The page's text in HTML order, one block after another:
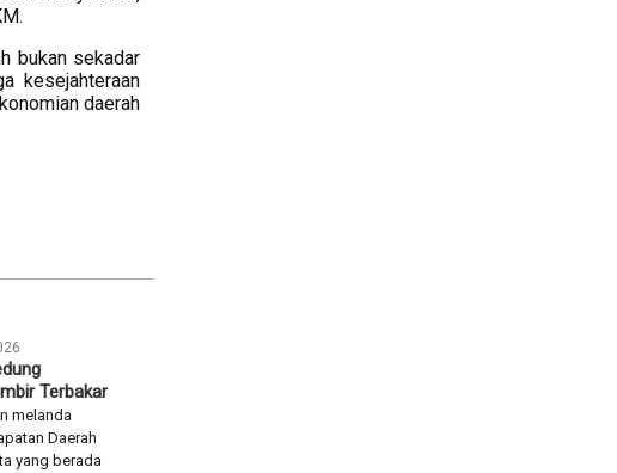
bukan sekadar
kesejahteraan
daerah
Terbakar
melanda
Daerah
yang berada